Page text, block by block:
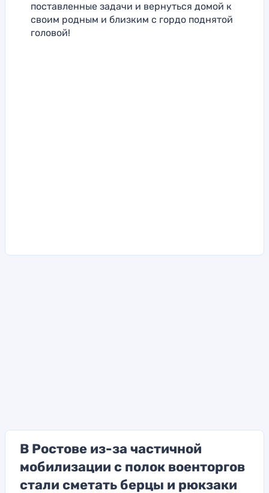
поставленные задачи и вернуться домой к
своим родным и близким с гордо поднятой
головой!
В Ростове из-за частичной
мобилизации с полок военторгов
стали сметать берцы и рюкзаки